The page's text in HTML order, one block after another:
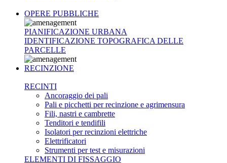
OPERE PUBBLICHE
PIANIFICAZIONE URBANA
IDENTIFICAZIONE TOPOGRAFICA DELLE
PARCELLE
RECINZIONE
RECINTI
Ancoraggio dei pali
Pali e picchetti per recinzione e agrimensura
Fili, nastri e cambrette
Tenditori e tendifili
Isolatori per recinzioni elettriche
Elettrificatori
Strumenti per test e misurazioni
ELEMENTI DI FISSAGGIO